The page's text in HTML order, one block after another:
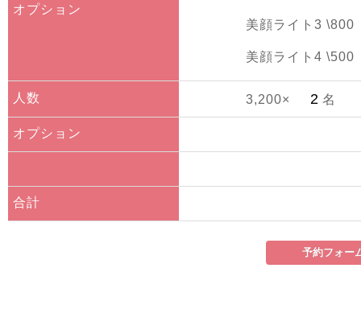
オプション
美顔ライト3 \800
美顔ライト4 \500
人数 3,200× 名
オプション
合計